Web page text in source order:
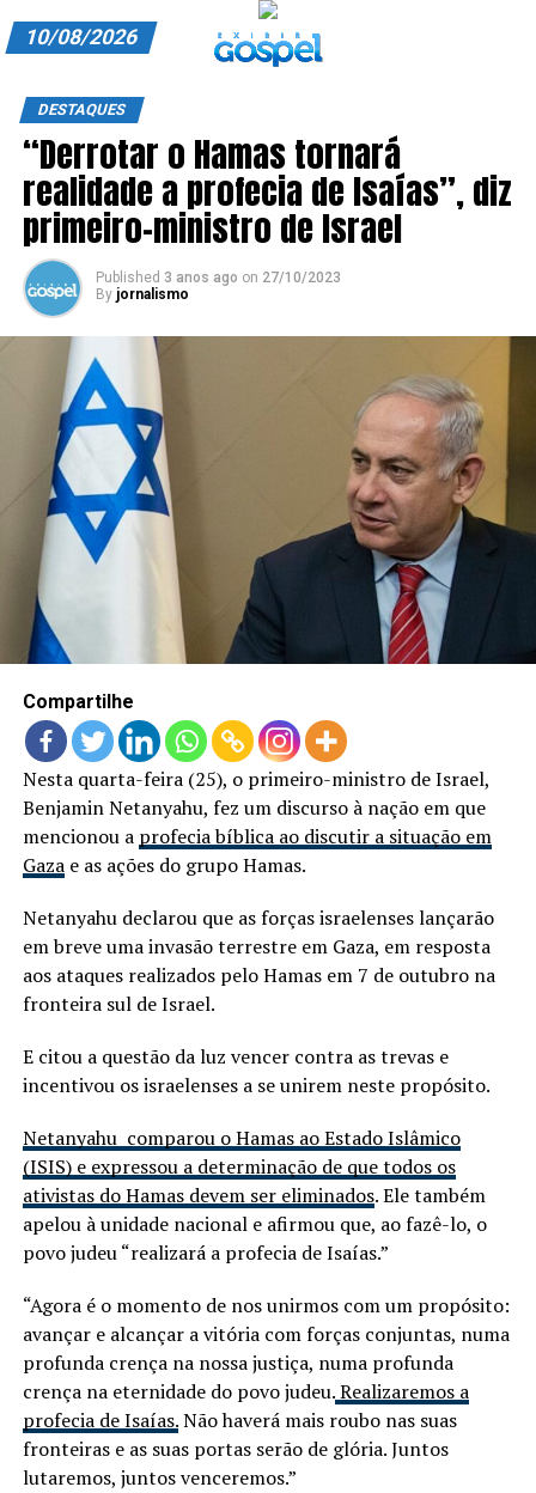
ANUNCIE CONOSCO
ASSINE
CARRINHO
EDITORIAL
ENTREVISTAS
EXPEDIENTE
FINALIZAR COMPRA
HOME
LANÇAMENTOS
10/08/2026
DESTAQUES
“Derrotar o Hamas tornará
realidade a profecia de Isaías”, diz
primeiro-ministro de Israel
Published 3 anos ago on 27/10/2023
By jornalismo
Compartilhe
Nesta quarta-feira (25), o primeiro-ministro de Israel,
Benjamin Netanyahu, fez um discurso à nação em que
mencionou a profecia bíblica ao discutir a situação em
Gazae as ações do grupo Hamas.
Netanyahu declarou que as forças israelenses lançarão
em breve uma invasão terrestre em Gaza, em resposta
aos ataques realizados pelo Hamas em 7 de outubro na
fronteira sul de Israel.
E citou a questão da luz vencer contra as trevas e
incentivou os israelenses a se unirem neste propósito.
Netanyahu comparou o Hamas ao Estado Islâmico
(ISIS) e expressou a determinação de que todos os
ativistas do Hamas devem ser eliminados. Ele também
apelou à unidade nacional e afirmou que, ao fazê-lo, o
povo judeu “realizará a profecia de Isaías.”
“Agora é o momento de nos unirmos com um propósito:
avançar e alcançar a vitória com forças conjuntas, numa
profunda crença na nossa justiça, numa profunda
crença na eternidade do povo judeu.Realizaremos a
profecia de Isaías.Não haverá mais roubo nas suas
fronteiras e as suas portas serão de glória. Juntos
lutaremos, juntos venceremos.”